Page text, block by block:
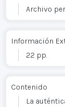
Archivo
Información
22 pp.
Contenido
La